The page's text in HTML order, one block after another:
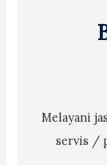
Melayani
servis /